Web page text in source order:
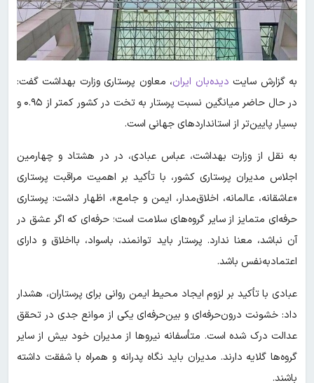
به گزارش سایت دیده‌بان ایران، معاون پرستاری وزارت بهداشت گفت:
در حال حاضر میانگین نسبت پرستار به تخت در کشور کمتر از ۰.۹۵ و
بسیار پایین‌تر از استانداردهای جهانی است.
به نقل از وزارت بهداشت، عباس عبادی، در در هشتاد و چهارمین
اجلاس مدیران پرستاری کشور، با تأکید بر اهمیت مراقبت پرستاری
«عاشقانه، عالمانه، اخلاق‌مدار، ایمن و جامع»، اظهار داشت: پرستاری
حرفه‌ای متمایز از سایر گروه‌های سلامت است؛ حرفه‌ای که اگر عشق در
آن نباشد، معنا ندارد. پرستار باید توانمند، باسواد، بااخلاق و دارای
اعتمادبه‌نفس باشد.
عبادی با تأکید بر لزوم ایجاد محیط ایمن روانی برای پرستاران، هشدار
داد: خشونت درون‌حرفه‌ای و بین‌حرفه‌ای یکی از موانع جدی در تحقق
عدالت درک شده است. متأسفانه نیروها از مدیران خود بیش از سایر
گروه‌ها گلایه دارند. مدیران باید نگاه پدرانه و همراه با شفقت داشته
باشند.